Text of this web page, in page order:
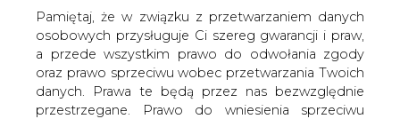
Pamiętaj, że w związku z przetwarzaniem danych
osobowych przysługuje Ci szereg gwarancji i praw,
a przede wszystkim prawo do odwołania zgody
oraz prawo sprzeciwu wobec przetwarzania Twoich
danych. Prawa te będą przez nas bezwzględnie
przestrzegane. Prawo do wniesienia sprzeciwu
sektorze energetycznym